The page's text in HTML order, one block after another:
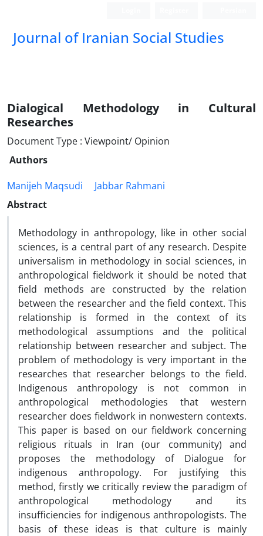
Journal of Iranian Social Studies
Dialogical Methodology in Cultural
Researches
Document Type : Viewpoint/ Opinion
Authors
Manijeh Maqsudi
Jabbar Rahmani
Abstract
Methodology in anthropology, like in other social
sciences, is a central part of any research. Despite
universalism in methodology in social sciences, in
anthropological fieldwork it should be noted that
field methods are constructed by the relation
between the researcher and the field context. This
relationship is formed in the context of its
methodological assumptions and the political
relationship between researcher and subject. The
problem of methodology is very important in the
researches that researcher belongs to the field.
Indigenous anthropology is not common in
anthropological methodologies that western
researcher does fieldwork in nonwestern contexts.
This paper is based on our fieldwork concerning
religious rituals in Iran (our community) and
proposes the methodology of Dialogue for
indigenous anthropology. For justifying this
method, firstly we critically review the paradigm of
anthropological methodology and its
insufficiencies for indigenous anthropologists. The
basis of these ideas is that culture is mainly